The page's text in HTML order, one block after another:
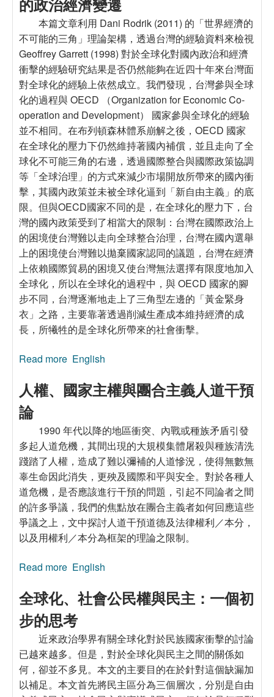
的政治經濟變遷
本篇文章利用 Dani Rodrik (2011) 的「世界經濟的
不可能的三角」理論架構，透過台灣的經驗資料來檢視
Geoffrey Garrett (1998) 對於全球化對國內政治和經濟
衝擊的經驗研究結果是否仍然能夠在近四十年來台灣面
對全球化的經驗上依然成立。我們發現，台灣參與全球
化的過程與 OECD （Organization for Economic Co-
operation and Development） 國家參與全球化的經驗
並不相同。在布列頓森林體系崩解之後，OECD 國家
在全球化的壓力下仍然維持著國內補償，並且走向了全
球化不可能三角的右邊，透過國際整合與國際政策協調
等「全球治理」的方式來減少市場開放所帶來的國內衝
擊，其國內政策並未被全球化逼到「新自由主義」的底
限。但與OECD國家不同的是，在全球化的壓力下，台
灣的國內政策受到了相當大的限制：台灣在國際政治上
的困境使台灣難以走向全球整合治理，台灣在國內選舉
上的困境使台灣難以拋棄國家認同的議題，台灣在經濟
上依賴國際貿易的困境又使台灣無法選擇有限度地加入
全球化，所以在全球化的過程中，與 OECD 國家的腳
步不同，台灣逐漸地走上了三角型左邊的「黃金緊身
衣」之路，主要靠著透過削減生產成本維持經濟的成
長，所犧牲的是全球化所帶來的社會衝擊。
Read more about 全球化了台灣的什麼？國際化與台灣的政
English
人權、國家主權與團合主義人道干預
論
1990 年代以降的地區衝突、內戰或種族矛盾引發
多起人道危機，其間出現的大規模集體屠殺與種族清洗
踐踏了人權，造成了難以彌補的人道慘況，使得無數無
辜生命因此消失，更殃及國際和平與安全。對於各種人
道危機，是否應該進行干預的問題，引起不同論者之間
的許多爭議，我們的焦點放在團合主義者如何回應這些
爭議之上，文中探討人道干預道德及法律權利／本分，
以及用權利／本分為框架的理論之限制。
Read more about 人權、國家主權與團合主義人道干預論
English
全球化、社會公民權與民主：一個初
步的思考
近來政治學界有關全球化對於民族國家衝擊的討論
已越來越多。但是，對於全球化與民主之間的關係如
何，卻並不多見。本文的主要目的在於針對這個缺漏加
以補足。本文首先將民主區分為三個層次，分別是自由